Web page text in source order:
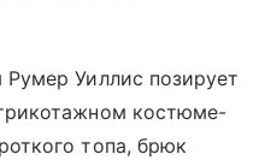
Уиллис позирует
костюме-
топа, брюк